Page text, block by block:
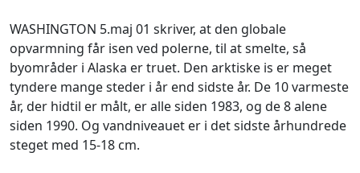
WASHINGTON 5.maj 01 skriver, at den globale
opvarmning får isen ved polerne, til at smelte, så
byområder i Alaska er truet. Den arktiske is er meget
tyndere mange steder i år end sidste år. De 10 varmeste
år, der hidtil er målt, er alle siden 1983, og de 8 alene
siden 1990. Og vandniveauet er i det sidste århundrede
steget med 15-18 cm.